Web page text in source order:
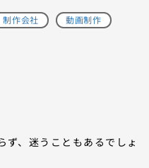
制作会社
動画制作
ず、迷うこともあるでしょ